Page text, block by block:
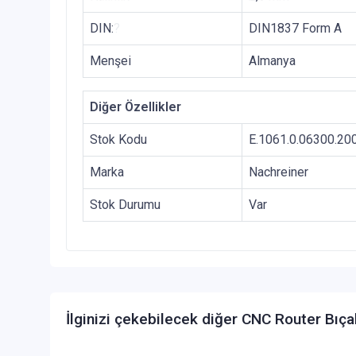
DIN: DIN1837 Form A
Menşei Almanya
Diğer Özellikler
Stok Kodu
Marka Nachreiner
Stok Durumu Var
İlginizi çekebilecek diğer CNC Router